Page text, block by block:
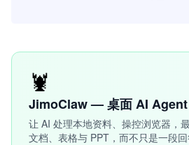
🦞
JimoClaw — 桌面 AI Agent
让 AI 处理本地资料、操控浏览器，
文档、表格与 PPT，而不只是一段回